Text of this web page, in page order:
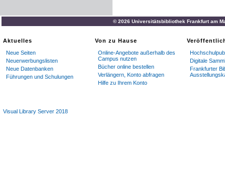
© 2026 Universitätsbibliothek Frankfurt am
Aktuelles
Neue Seiten
Neuerwerbungslisten
Neue Datenbanken
Führungen und Schulungen
Von zu Hause
Online-Angebote außerhalb des
Campus nutzen
Bücher online bestellen
Verlängern, Konto abfragen
Hilfe zu Ihrem Konto
Digitale
Frankfurter
Visual Library Server 2018